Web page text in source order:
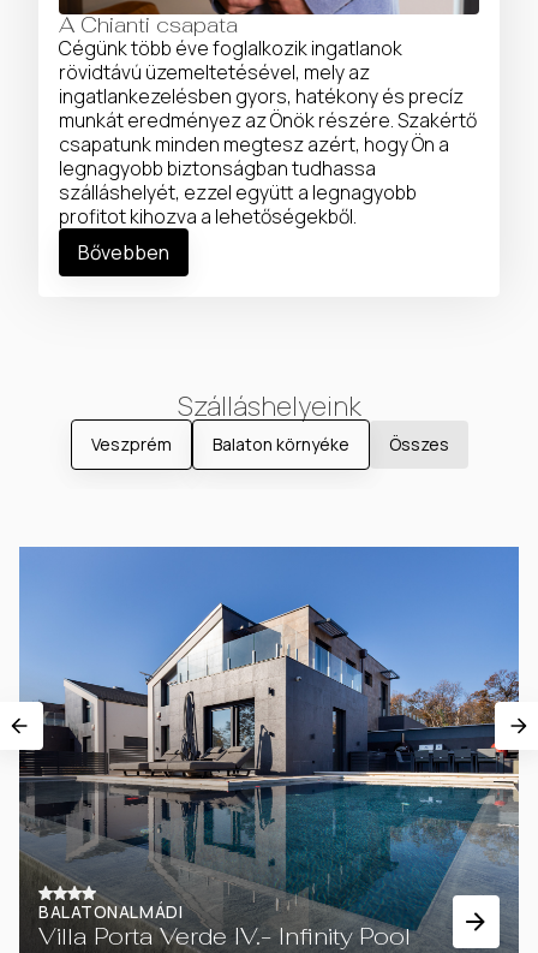
A Chianti csapata
Cégünk több éve foglalkozik ingatlanok
rövidtávú üzemeltetésével, mely az
ingatlankezelésben gyors, hatékony és precíz
munkát eredményez az Önök részére. Szakértő
csapatunk minden megtesz azért, hogy Ön a
legnagyobb biztonságban tudhassa
szálláshelyét, ezzel együtt a legnagyobb
profitot kihozva a lehetőségekből.
Bővebben
Szálláshelyeink
Veszprém Balaton környéke Összes
BALATONALMÁDI
Villa Porta Verde IV.- Infinity Pool